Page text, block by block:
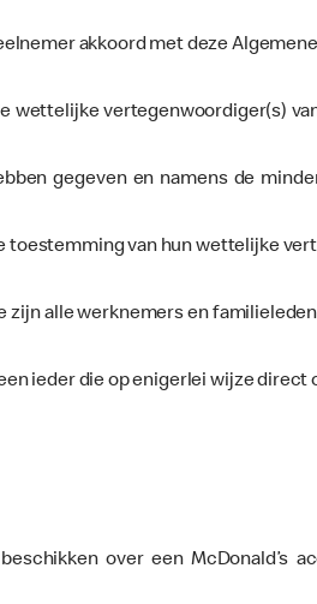
akkoord met deze
wettelijke vertegenwoordiger(s)
gegeven en namens de
toestemming van hun wettelijke
zijn alle werknemers en
ieder die op enigerlei wijze
over een McDonald’s